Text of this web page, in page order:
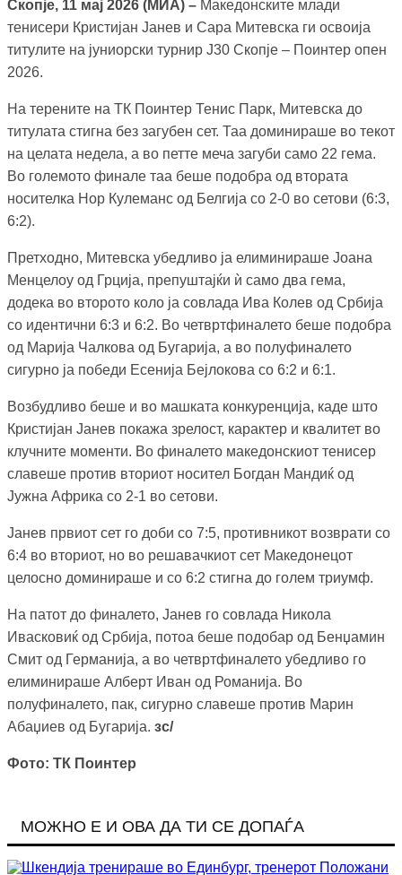
Скопје, 11 мај 2026 (МИА) – Македонските млади
тенисери Кристијан Јанев и Сара Митевска ги освоија
титулите на јуниорски турнир J30 Скопје – Поинтер опен
2026.
На терените на ТК Поинтер Тенис Парк, Митевска до
титулата стигна без загубен сет. Таа доминираше во текот
на целата недела, а во петте меча загуби само 22 гема.
Во големото финале таа беше подобра од втората
носителка Нор Кулеманс од Белгија со 2-0 во сетови (6:3,
6:2).
Претходно, Митевска убедливо ја елиминираше Јоана
Менцелоу од Грција, препуштајќи ѝ само два гема,
додека во второто коло ја совлада Ива Колев од Србија
со идентични 6:3 и 6:2. Во четвртфиналето беше подобра
од Марија Чалкова од Бугарија, а во полуфиналето
сигурно ја победи Есенија Бејлокова со 6:2 и 6:1.
Возбудливо беше и во машката конкуренција, каде што
Кристијан Јанев покажа зрелост, карактер и квалитет во
клучните моменти. Во финалето македонскиот тенисер
славеше против вториот носител Богдан Мандиќ од
Јужна Африка со 2-1 во сетови.
Јанев првиот сет го доби со 7:5, противникот возврати со
6:4 во вториот, но во решавачкиот сет Македонецот
целосно доминираше и со 6:2 стигна до голем триумф.
На патот до финалето, Јанев го совлада Никола
Ивасковиќ од Србија, потоа беше подобар од Бенџамин
Смит од Германија, а во четвртфиналето убедливо го
елиминираше Алберт Иван од Романија. Во
полуфиналето, пак, сигурно славеше против Марин
Абаџиев од Бугарија. зс/
Фото: ТК Поинтер
МОЖНО Е И ОВА ДА ТИ СЕ ДОПАЃА